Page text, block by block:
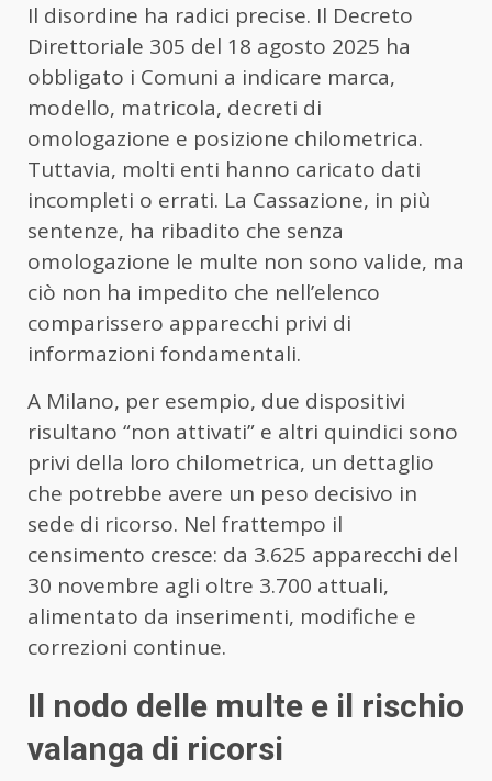
Il disordine ha radici precise. Il Decreto
Direttoriale 305 del 18 agosto 2025 ha
obbligato i Comuni a indicare marca,
modello, matricola, decreti di
omologazione e posizione chilometrica.
Tuttavia, molti enti hanno caricato dati
incompleti o errati. La Cassazione, in più
sentenze, ha ribadito che senza
omologazione le multe non sono valide, ma
ciò non ha impedito che nell’elenco
comparissero apparecchi privi di
informazioni fondamentali.
A Milano, per esempio, due dispositivi
risultano “non attivati” e altri quindici sono
privi della loro chilometrica, un dettaglio
che potrebbe avere un peso decisivo in
sede di ricorso. Nel frattempo il
censimento cresce: da 3.625 apparecchi del
30 novembre agli oltre 3.700 attuali,
alimentato da inserimenti, modifiche e
correzioni continue.
Il nodo delle multe e il rischio
valanga di ricorsi